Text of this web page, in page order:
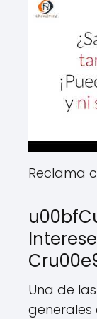
Reclama
Una de
generales